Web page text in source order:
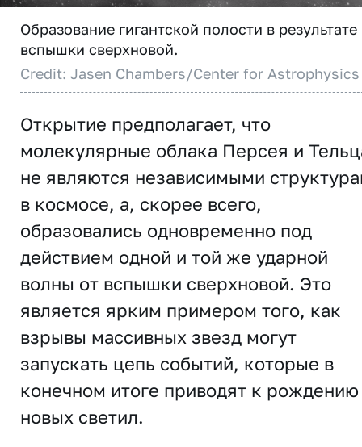
Образование гигантской полости в результате
вспышки сверхновой.
Credit: Jasen Chambers/Center for Astrophysics
Открытие предполагает, что
молекулярные облака Персея и
не являются независимыми
в космосе, а, скорее всего,
образовались одновременно под
действием одной и той же ударной
волны от вспышки сверхновой. Это
является ярким примером того, как
взрывы массивных звезд могут
запускать цепь событий, которые в
конечном итоге приводят к рождению
новых светил.